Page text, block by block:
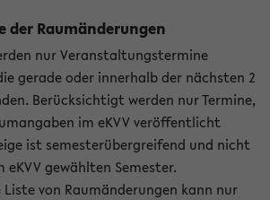
der Raumänderungen
nur Veranstaltungstermine
gerade oder innerhalb der nächsten 2
Berücksichtigt werden nur Termine,
im eKVV veröffentlicht
ist semesterübergreifend und nicht
gewählten Semester.
von Raumänderungen kann nur